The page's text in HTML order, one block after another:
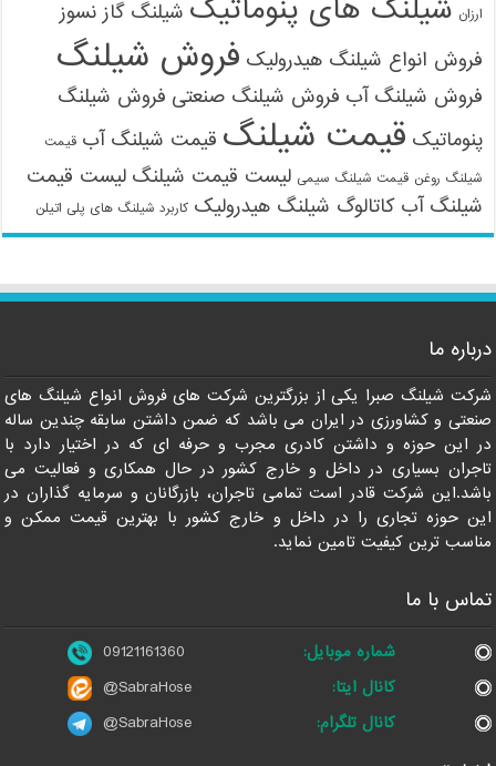
ارزان شیلنگ های پنوماتیک شیلنگ گاز نسوز
فروش انواع شیلنگ هیدرولیک فروش شیلنگ
فروش شیلنگ آب فروش شیلنگ صنعتی فروش شیلنگ
پنوماتیک قیمت شیلنگ قیمت شیلنگ آب قیمت
شیلنگ روغن قیمت شیلنگ سیمی لیست قیمت شیلنگ لیست قیمت
شیلنگ آب کاتالوگ شیلنگ هیدرولیک کاربرد شیلنگ های پلی اتیلن
درباره ما
شرکت شیلنگ صبرا یکی از بزرگترین شرکت های فروش انواع شیلنگ های
صنعتی و کشاورزی در ایران می باشد که ضمن داشتن سابقه چندین ساله
در این حوزه و داشتن کادری مجرب و حرفه ای که در اختیار دارد با
تاجران بسیاری در داخل و خارج کشور در حال همکاری و فعالیت می
باشد.این شرکت قادر است تمامی تاجران، بازرگانان و سرمایه گذاران در
این حوزه تجاری را در داخل و خارج کشور با بهترین قیمت ممکن و
مناسب ترین کیفیت تامین نماید.
تماس با ما
شماره موبایل:
09121161360
کانال ایتا:
@SabraHose
کانال تلگرام:
@SabraHose